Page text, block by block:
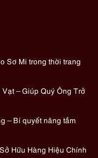
Sơ Mi trong thời trang
– Giúp Quý Ông Trở
– Bí quyết nâng tầm
Hữu Hàng Hiệu Chính